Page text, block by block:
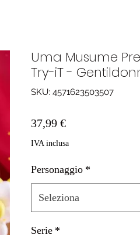
Uma Musume
Try-iT -
SKU: 4571623503507
37,99 €Prezzo
IVA inclusa
Personaggio *
Seleziona
Serie *